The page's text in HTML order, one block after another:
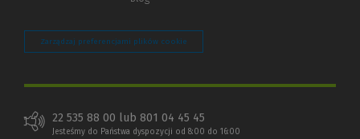
Zarządzaj preferencjami plików cookie
22 535 88 00 lub 801 04 45 45
Jesteśmy do Państwa dyspozycji od 8:00 do 16:00